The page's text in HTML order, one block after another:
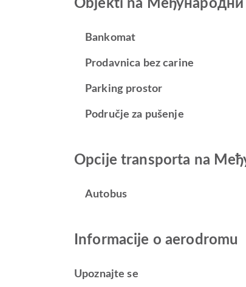
Objekti na
Bankomat
Prodavnica bez carine
Parking prostor
Područje za pušenje
Opcije transporta na
Autobus
Informacije o aerodromu
Upoznajte se